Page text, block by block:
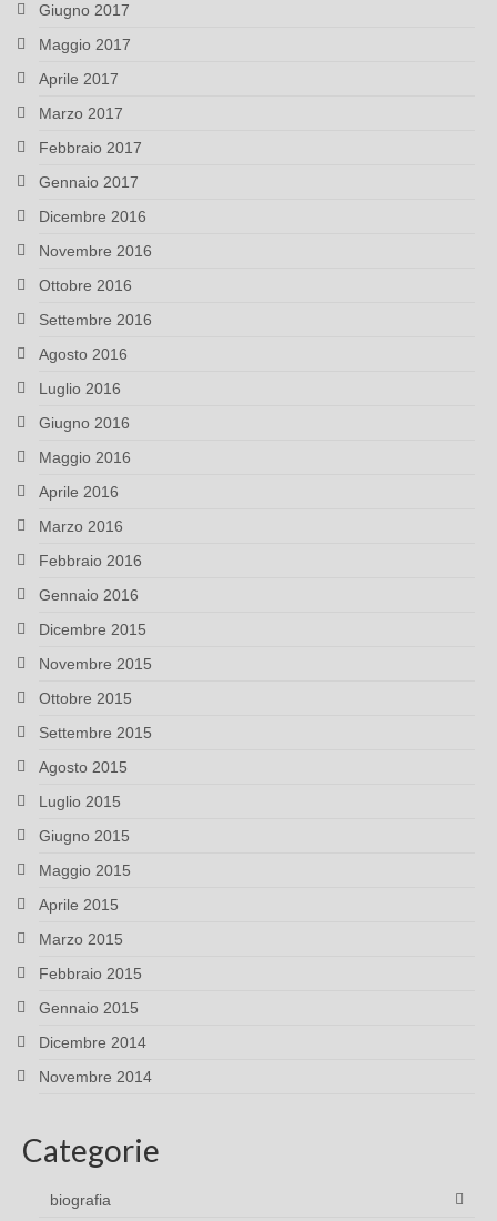
Giugno 2017
Maggio 2017
Aprile 2017
Marzo 2017
Febbraio 2017
Gennaio 2017
Dicembre 2016
Novembre 2016
Ottobre 2016
Settembre 2016
Agosto 2016
Luglio 2016
Giugno 2016
Maggio 2016
Aprile 2016
Marzo 2016
Febbraio 2016
Gennaio 2016
Dicembre 2015
Novembre 2015
Ottobre 2015
Settembre 2015
Agosto 2015
Luglio 2015
Giugno 2015
Maggio 2015
Aprile 2015
Marzo 2015
Febbraio 2015
Gennaio 2015
Dicembre 2014
Novembre 2014
Categorie
biografia